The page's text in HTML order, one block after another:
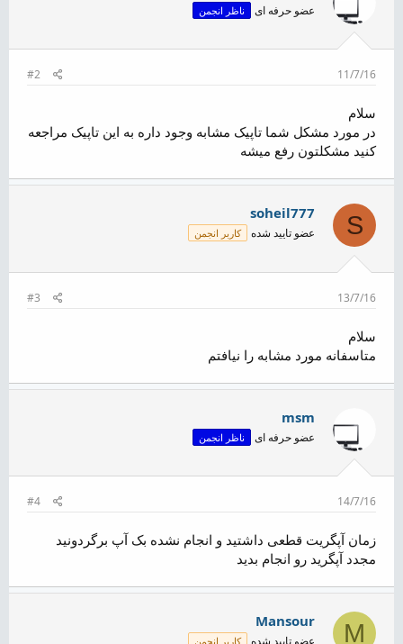
عضو حرفه ای ناظر انجمن
11/7/16
#2
سلام
در مورد مشکل شما تاپیک مشابه وجود داره به این تاپیک مراجعه
کنید مشکلتون رفع میشه
S
soheil777
عضو تایید شده کاربر انجمن
13/7/16
#3
سلام
متاسفانه مورد مشابه را نیافتم
msm
عضو حرفه ای ناظر انجمن
14/7/16
#4
زمان آپگریت قطعی داشتید و انجام نشده بک آپ برگردونید
مجدد آپگرید رو انجام بدید
M
Mansour
عضو تایید شده کاربر انجمن